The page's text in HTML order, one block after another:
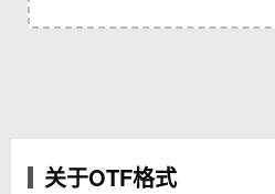
关于OTF格式